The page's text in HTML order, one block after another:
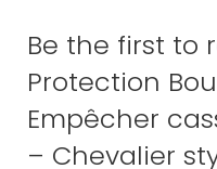
-
Chevalier
style
quantity
Be the first to
Protection
Empêcher
– Chevalier